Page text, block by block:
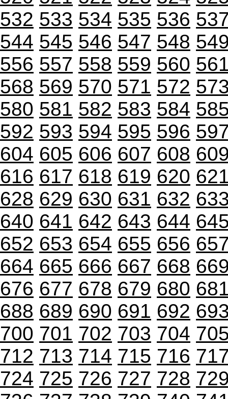
532 533 534 535 536
544 545 546 547 548
556 557 558 559 560
568 569 570 571 572
580 581 582 583 584
592 593 594 595 596
604 605 606 607 608
616 617 618 619 620
628 629 630 631 632
640 641 642 643 644
652 653 654 655 656
664 665 666 667 668
676 677 678 679 680
688 689 690 691 692
700 701 702 703 704
712 713 714 715 716
724 725 726 727 728